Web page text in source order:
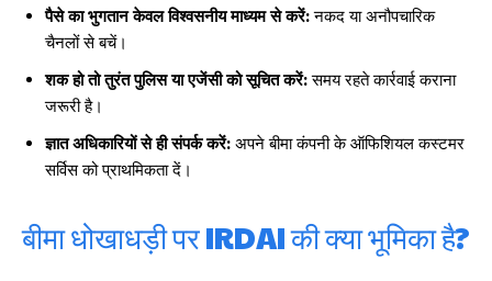
पैसे का भुगतान केवल विश्वसनीय माध्यम से करें:नकद या अनौपचारिक
चैनलों से बचें।
शक हो तो तुरंत पुलिस या एजेंसी को सूचित करें:समय रहते कार्रवाई कराना
जरूरी है।
ज्ञात अधिकारियों से ही संपर्क करें: अपने बीमा कंपनी के ऑफिशियल कस्टमर
सर्विस को प्राथमिकता दें।
बीमा धोखाधड़ी पर IRDAI की क्या भूमिका है?